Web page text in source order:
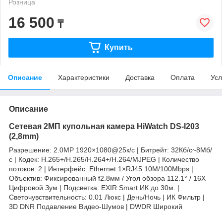
Розница
16 500 ₸
Купить
Описание Характеристики Доставка Оплата
Описание
Сетевая 2МП купольная камера HiWatch DS-I203
(2,8mm)
Разрешение: 2.0МР 1920×1080@25к/с | Битрейт: 32Кб/с~8Мб/
с | Кодек: H.265+/H.265/H.264+/H.264/MJPEG | Количество
потоков: 2 | Интерфейс: Ethernet 1×RJ45 10M/100Mbps |
Объектив: Фиксированный f2.8мм / Угол обзора 112.1° / 16X
Цифровой Зум | Подсветка: EXIR Smart ИК до 30м. |
Светочувствительность: 0.01 Люкс | День/Ночь | ИК Фильтр |
3D DNR Подавление Видео-Шумов | DWDR Широкий